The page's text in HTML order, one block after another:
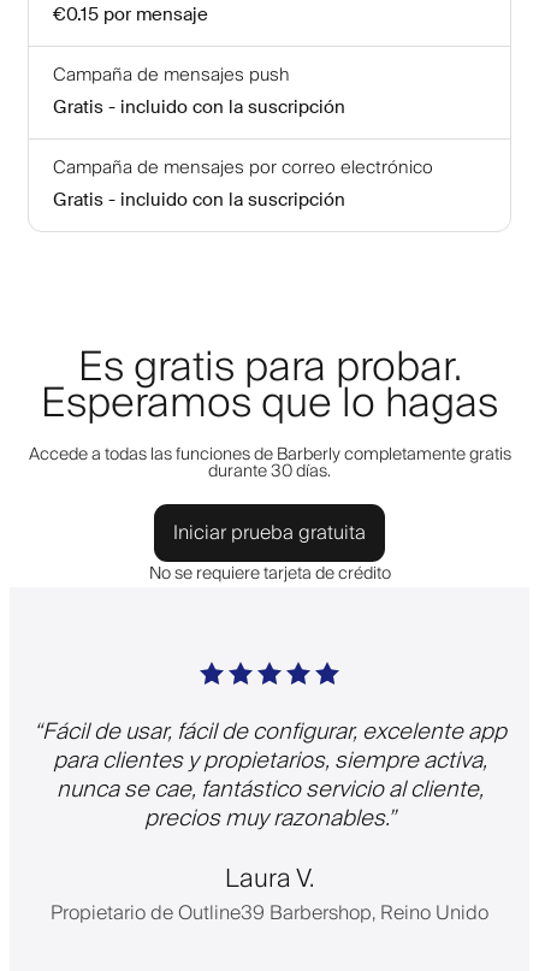
€0.15 por mensaje
Campaña de mensajes push
Gratis - incluido con la suscripción
Campaña de mensajes por correo electrónico
Gratis - incluido con la suscripción
Es gratis para probar.
Esperamos que lo hagas
Accede a todas las funciones de Barberly completamente gratis
durante 30 días.
Iniciar prueba gratuita
No se requiere tarjeta de crédito
“Fácil de usar, fácil de configurar, excelente app
para clientes y propietarios, siempre activa,
nunca se cae, fantástico servicio al cliente,
precios muy razonables.”
Laura V.
Propietario de Outline39 Barbershop, Reino Unido